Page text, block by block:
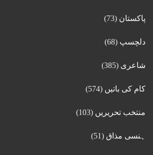
پاکستان (73)
دلچسپ (68)
شاعری (385)
کام کی باتیں (574)
منتخب تحریریں (103)
ہنسی مذاق (51)